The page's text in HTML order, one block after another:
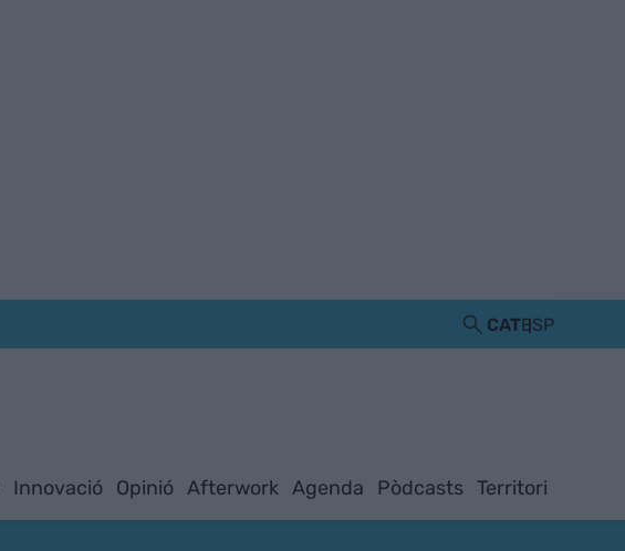
CATESP
Innovació Opinió Afterwork Agenda Pòdcasts Territori